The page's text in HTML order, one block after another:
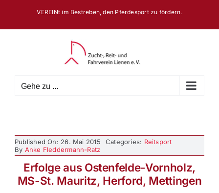
springen
VEREINt im Bestreben, den Pferdesport zu fördern.
Gehe zu ...
Published On: 26. Mai 2015 Categories: Reitsport
By Anke Fleddermann-Ratz
Erfolge aus Ostenfelde-Vornholz,
MS-St. Mauritz, Herford, Mettingen